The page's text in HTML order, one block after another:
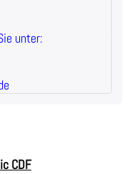
unter:
CDF